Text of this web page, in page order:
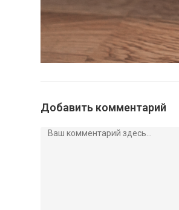
Добавить комментарий